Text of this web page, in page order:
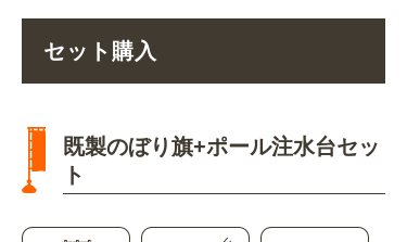
セット購入
既製のぼり旗+ポール注水台セッ
ト